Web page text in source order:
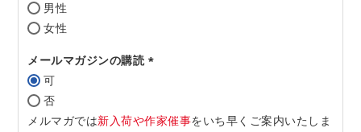
男性
女性
メールマガジンの購読
可
否
メルマガでは新入荷や作家催事をいち早くご案内いたしま